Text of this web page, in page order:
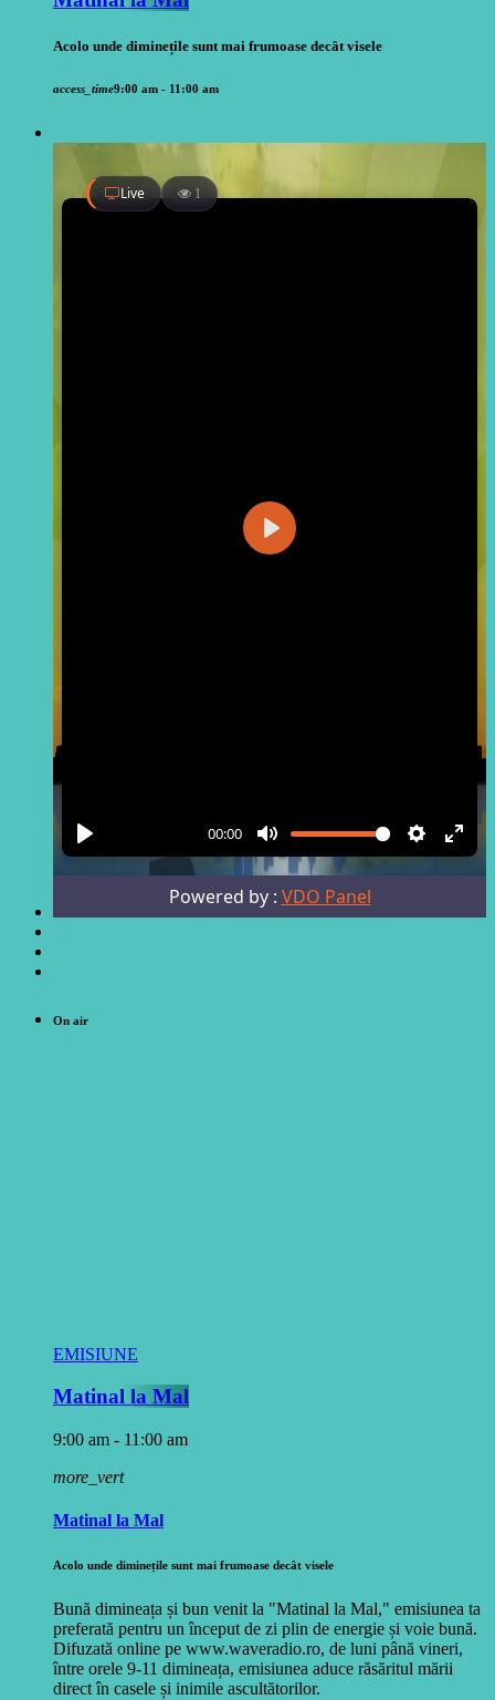
Acolo unde diminețile sunt mai frumoase decât visele
access_time9:00 am - 11:00 am
On air
EMISIUNE
Matinal la Mal
9:00 am - 11:00 am
more_vert
Matinal la Mal
Acolo unde diminețile sunt mai frumoase decât visele
Bună dimineața și bun venit la "Matinal la Mal," emisiunea ta
preferată pentru un început de zi plin de energie și voie bună.
Difuzată online pe www.waveradio.ro, de luni până vineri,
între orele 9-11 dimineața, emisiunea aduce răsăritul mării
direct în casele și inimile ascultătorilor.